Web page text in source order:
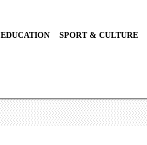
EDUCATION SPORT & CULTURE